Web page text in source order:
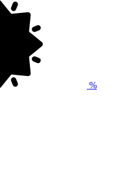
%